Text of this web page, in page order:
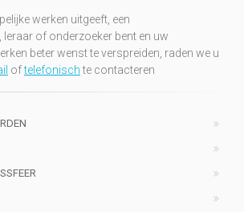
werken uitgeeft, een
of onderzoeker bent en uw
beter wenst te verspreiden, raden we u
oftelefonischte contacteren